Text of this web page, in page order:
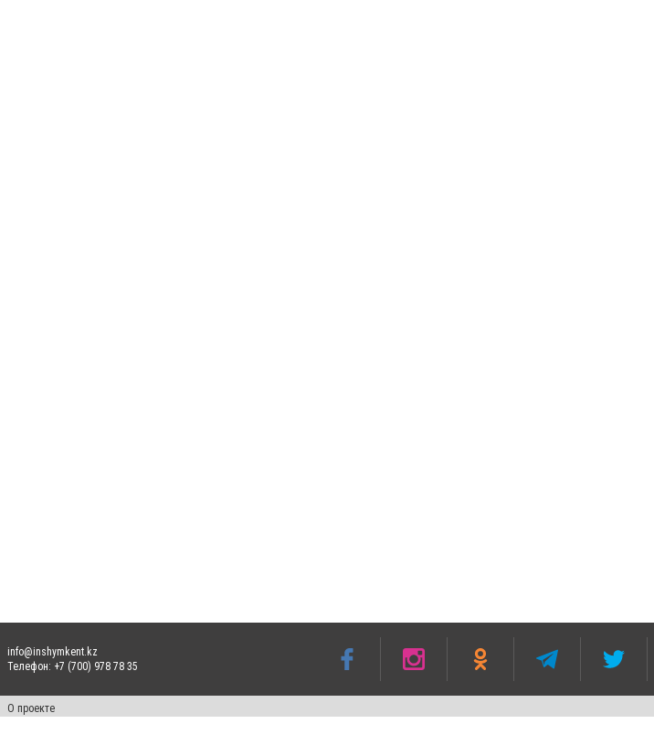
info@inshymkent.kz
Телефон: +7 (700) 978 78 35
О проекте